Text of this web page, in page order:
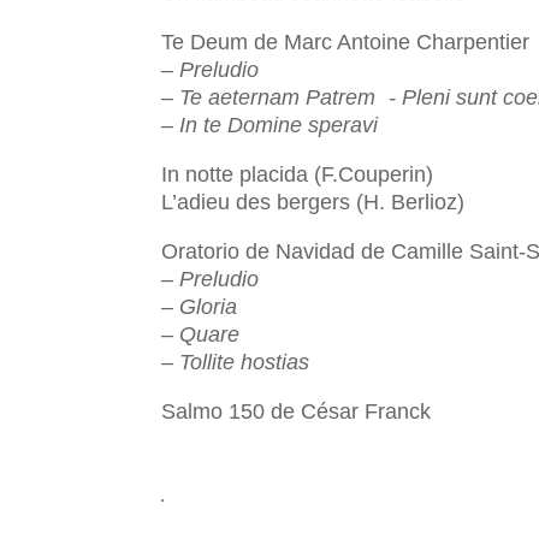
Te Deum de Marc Antoine Charpentier
– Preludio
– Te aeternam Patrem - Pleni sunt
– In te Domine speravi
In notte placida (F.Couperin)
L’adieu des bergers (H. Berlioz)
Oratorio de Navidad de Camille Saint-
– Preludio
– Gloria
– Quare
– Tollite hostias
Salmo 150 de César Franck